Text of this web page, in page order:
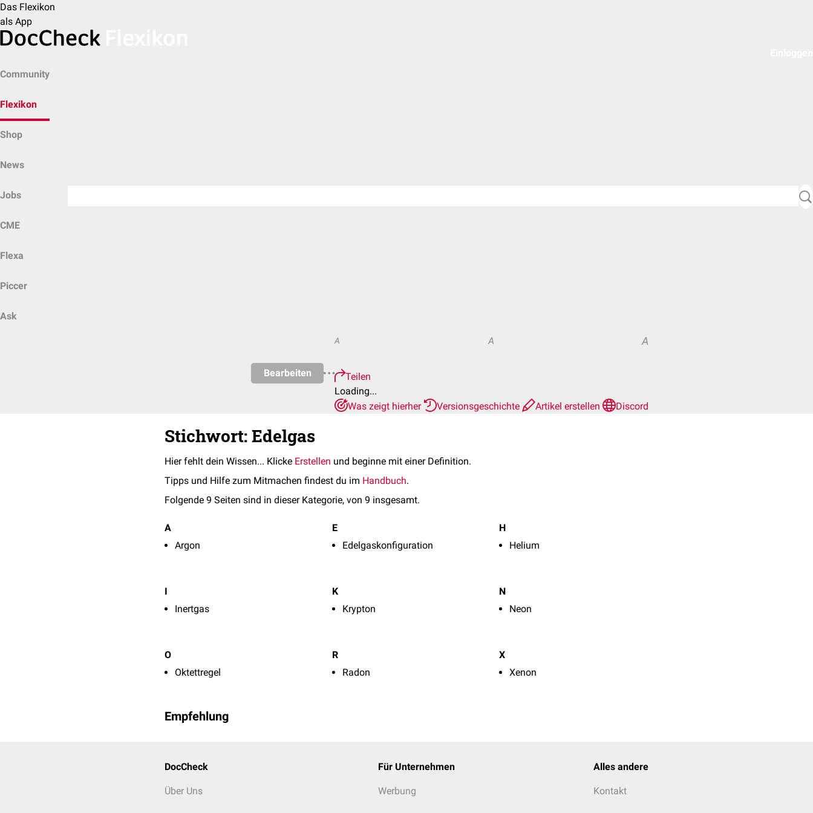
Das Flexikon
als App
Community
Flexikon
Shop
News
Jobs
CME
Flexa
Piccer
Ask
Bearbeiten
A A A
Teilen
Loading...
Was zeigt hierher
Versionsgeschichte Artikel erstellen Discord
Stichwort: Edelgas
Hier fehlt dein Wissen... Klicke Erstellen und beginne mit einer Definition.
Tipps und Hilfe zum Mitmachen findest du im Handbuch.
Folgende 9 Seiten sind in dieser Kategorie, von 9 insgesamt.
A
Argon
E
Edelgaskonfiguration
H
Helium
I
Inertgas
K
Krypton
N
Neon
O
Oktettregel
R
Radon
X
Xenon
Empfehlung
DocCheck
Über Uns
Für Unternehmen
Werbung
Alles andere
Kontakt